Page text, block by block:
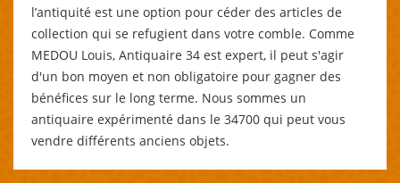
l’antiquité est une option pour céder des articles de
collection qui se refugient dans votre comble. Comme
MEDOU Louis, Antiquaire 34 est expert, il peut s'agir
d'un bon moyen et non obligatoire pour gagner des
bénéfices sur le long terme. Nous sommes un
antiquaire expérimenté dans le 34700 qui peut vous
vendre différents anciens objets.